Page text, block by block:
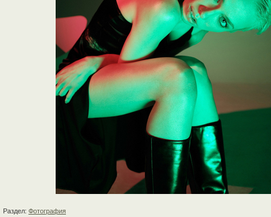
Раздел: Фотография